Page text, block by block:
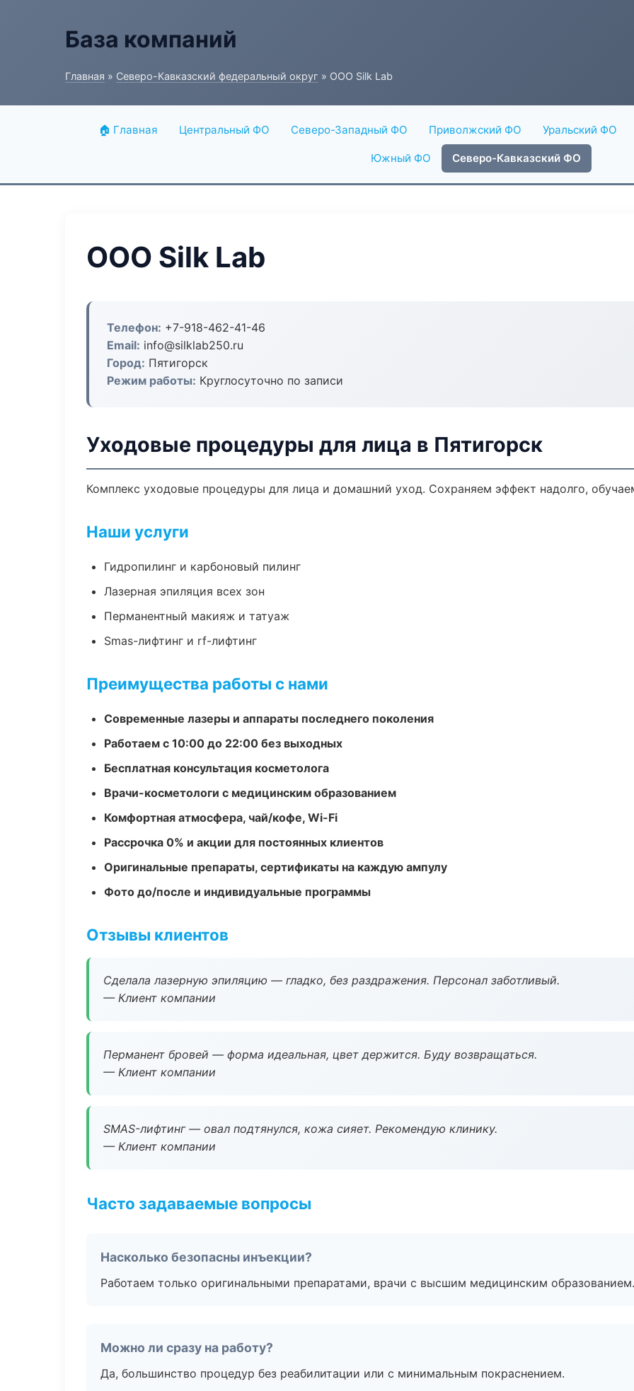
База компаний
Главная » Северо-Кавказский федеральный округ » ООО Silk Lab
🏠 Главная Центральный ФО Северо-Западный ФО Приволжский ФО Уральский ФО
Южный ФО Северо-Кавказский ФО
ООО Silk Lab
Телефон: +7-918-462-41-46
Email: info@silklab250.ru
Город: Пятигорск
Режим работы: Круглосуточно по записи
Уходовые процедуры для лица в Пятигорск
Комплекс уходовые процедуры для лица и домашний уход. Сохраняем эффект надолго,
Наши услуги
Гидропилинг и карбоновый пилинг
Лазерная эпиляция всех зон
Перманентный макияж и татуаж
Smas-лифтинг и rf-лифтинг
Преимущества работы с нами
Современные лазеры и аппараты последнего поколения
Работаем с 10:00 до 22:00 без выходных
Бесплатная консультация косметолога
Врачи-косметологи с медицинским образованием
Комфортная атмосфера, чай/кофе, Wi-Fi
Рассрочка 0% и акции для постоянных клиентов
Оригинальные препараты, сертификаты на каждую ампулу
Фото до/после и индивидуальные программы
Отзывы клиентов
Сделала лазерную эпиляцию — гладко, без раздражения. Персонал заботливый.
— Клиент компании
Перманент бровей — форма идеальная, цвет держится. Буду возвращаться.
— Клиент компании
SMAS-лифтинг — овал подтянулся, кожа сияет. Рекомендую клинику.
— Клиент компании
Часто задаваемые вопросы
Насколько безопасны инъекции?
Работаем только оригинальными препаратами, врачи с высшим медицинским образованием.
Можно ли сразу на работу?
Да, большинство процедур без реабилитации или с минимальным покраснением.